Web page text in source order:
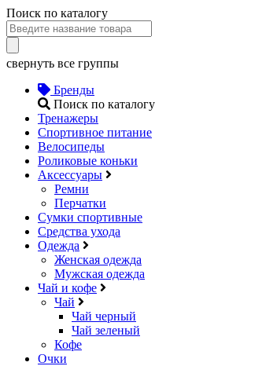
Поиск по каталогу
свернуть все группы
Бренды
Поиск по каталогу
Тренажеры
Спортивное питание
Велосипеды
Роликовые коньки
Аксессуары
Ремни
Перчатки
Сумки спортивные
Средства ухода
Одежда
Женская одежда
Мужская одежда
Чай и кофе
Чай
Чай черный
Чай зеленый
Кофе
Очки